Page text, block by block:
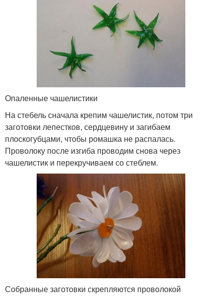
Опаленные чашелистики
На стебель сначала крепим чашелистик, потом три
заготовки лепестков, сердцевину и загибаем
плоскогубцами, чтобы ромашка не распалась.
Проволоку после изгиба проводим снова через
чашелистик и перекручиваем со стеблем.
Собранные заготовки скрепляются проволокой